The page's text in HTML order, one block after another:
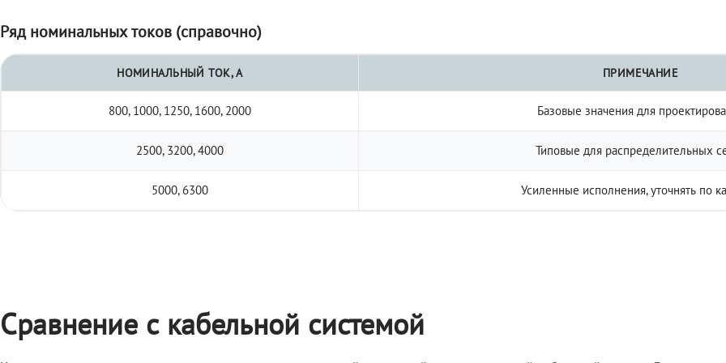
Ряд номинальных токов (справочно)
НОМИНАЛЬНЫЙ ТОК, А ПРИМЕЧАНИЕ
800, 1000, 1250, 1600, 2000 Базовые значения для
2500, 3200, 4000 Типовые для распределительных
5000, 6300 Усиленные исполнения, уточнять по
Сравнение с кабельной системой